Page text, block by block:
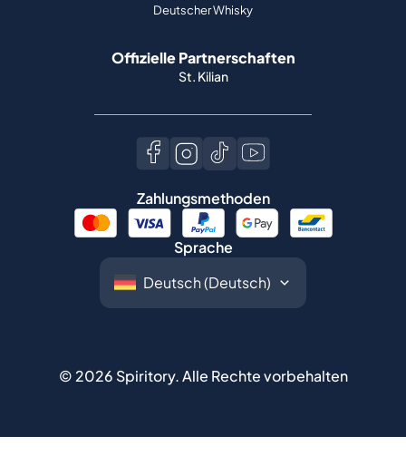
Deutscher Whisky
Offizielle Partnerschaften
St. Kilian
Zahlungsmethoden
Sprache
© 2026 Spiritory.Alle Rechte vorbehalten